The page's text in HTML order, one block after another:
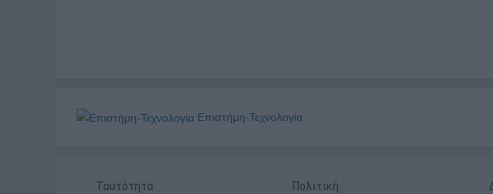
Επιστήμη-Τεχνολογία
Ταυτότητα
Πολιτική